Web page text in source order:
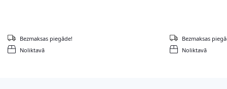
Noliktavā
Bezmaksas piegāde!
Noliktavā
Bezmaksas